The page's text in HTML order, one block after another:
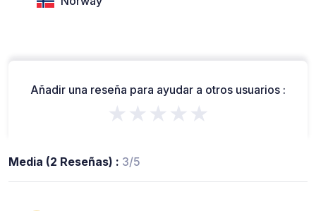
Añadir una reseña para ayudar a otros usuarios :
★★★★★
Media (2 Reseñas) : 3/5